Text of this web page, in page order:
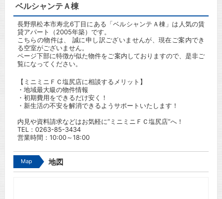
ベルシャンテＡ棟
長野県松本市寿北6丁目にある「ベルシャンテＡ棟」は人気の賃
貸アパート（2005年築）です。
こちらの物件は、 誠に申し訳ございませんが、現在ご案内でき
る空室がございません。
ページ下部に特徴が似た物件をご案内しておりますので、是非ご
覧になってください。
【ミニミニＦＣ塩尻店に相談するメリット】
・地域最大級の物件情報
・初期費用をできるだけ安く！
・新生活の不安を解消できるようサポートいたします！
内見や資料請求などはお気軽に”ミニミニＦＣ塩尻店”へ！
TEL：0263-85-3434
営業時間：10:00～18:00
Map 地図